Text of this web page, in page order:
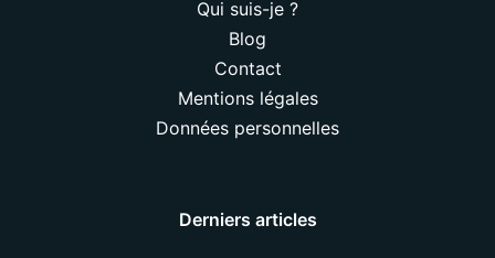
Qui suis-je ?
Blog
Contact
Mentions légales
Données personnelles
Derniers articles